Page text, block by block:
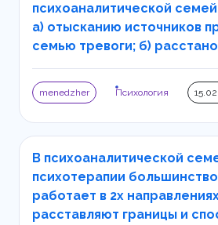
психоаналитической
а) отысканию источников
семью тревоги; б)
menedzher Психология
В психоаналитической
психотерапии
работает в 2х
расставляют границы и